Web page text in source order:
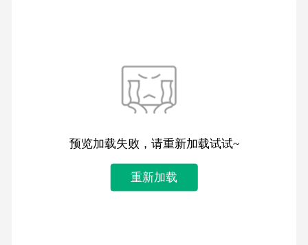
预览加载失败，请重新加载试试~
重新加载